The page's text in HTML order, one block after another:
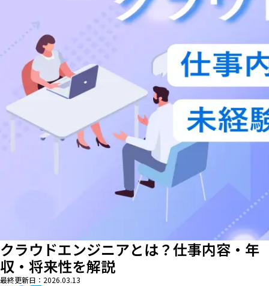
クラウドエンジニアとは？仕事内容・年
収・将来性を解説
最終更新日： 2026.03.13